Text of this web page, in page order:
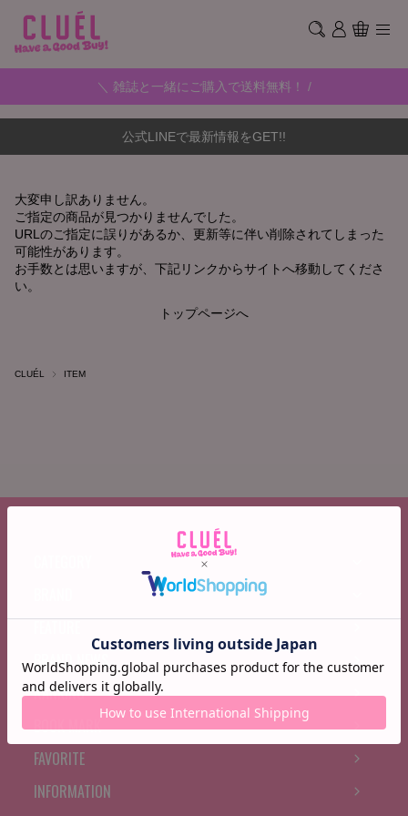
＼ 雑誌と一緒にご購入で送料無料！ /
公式LINEで最新情報をGET!!
大変申し訳ありません。
ご指定の商品が見つかりませんでした。
URLのご指定に誤りがあるか、更新等に伴い削除されてしまった
可能性があります。
お手数とは思いますが、下記リンクからサイトへ移動してくださ
い。
トップページへ
CLUÉL ITEM
BRAND NEWS
RANKING
BOOK MARK
FAVORITE
INFORMATION